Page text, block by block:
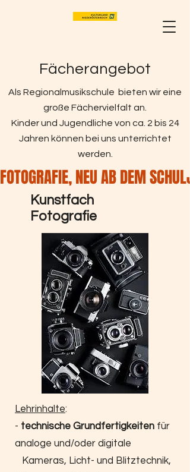
Fächerangebot
Als Regionalmusikschule bieten wir eine
große Fächervielfalt an.
Kinder und Jugendliche von ca. 2 bis 24
Jahren können bei uns unterrichtet
werden.
FOTOGRAFIE, NEU AB DEM
Kunstfach
Fotografie
Lehrinhalte:
- technische Grundfertigkeiten für
analoge und/oder digitale
Kameras, Licht- und Blitztechnik,